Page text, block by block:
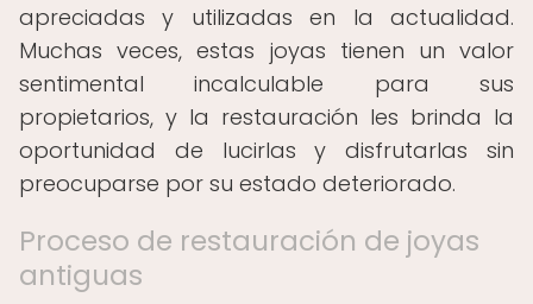
apreciadas y utilizadas en la actualidad.
Muchas veces, estas joyas tienen un valor
sentimental incalculable para sus
propietarios, y la restauración les brinda la
oportunidad de lucirlas y disfrutarlas sin
preocuparse por su estado deteriorado.
Proceso de restauración de joyas
antiguas